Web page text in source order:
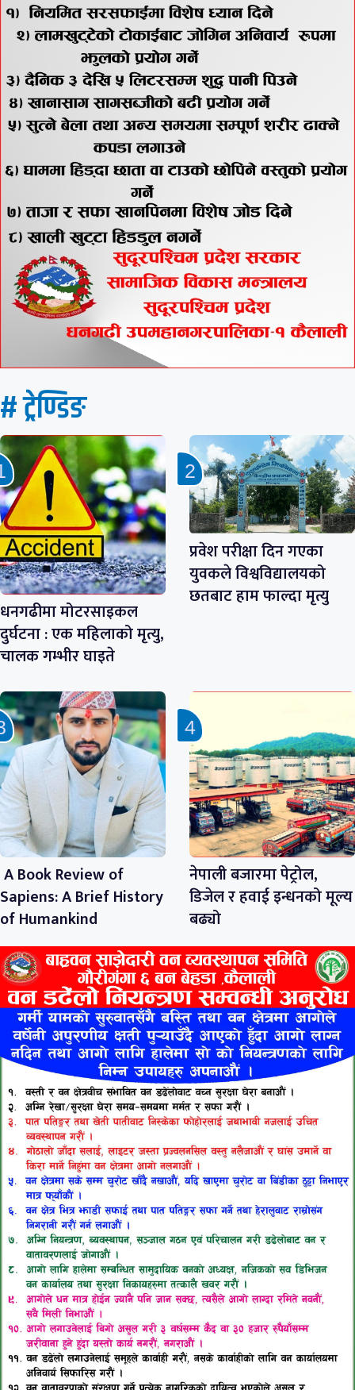
# ट्रेण्डिङ
धनगढीमा मोटरसाइकल
दुर्घटना : एक महिलाको मृत्यु,
चालक गम्भीर घाइते
प्रवेश परीक्षा दिन गएका
युवकले विश्वविद्यालयको
छतबाट हाम फाल्दा मृत्यु
A Book Review of
Sapiens: A Brief History
of Humankind
नेपाली बजारमा पेट्रोल,
डिजेल र हवाई इन्धनको मूल्य
बढ्यो